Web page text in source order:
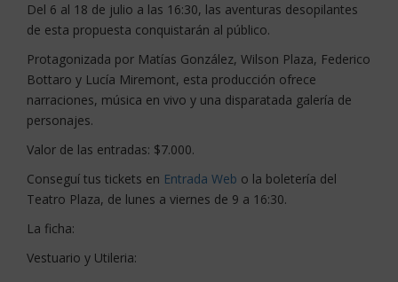
Del 6 al 18 de julio a las 16:30, las aventuras desopilantes
de esta propuesta conquistarán al público.
Protagonizada por Matías González, Wilson Plaza, Federico
Bottaro y Lucía Miremont, esta producción ofrece
narraciones, música en vivo y una disparatada galería de
personajes.
Valor de las entradas: $7.000.
Conseguí tus tickets en Entrada Web o la boletería del
Teatro Plaza, de lunes a viernes de 9 a 16:30.
La ficha:
Vestuario y Utileria: